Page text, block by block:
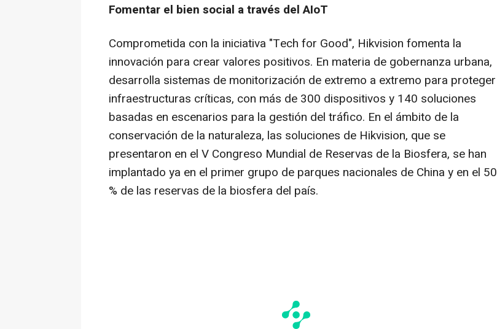
Fomentar el bien social a través del AIoT
Comprometida con la iniciativa "Tech for Good", Hikvision fomenta la
innovación para crear valores positivos. En materia de gobernanza urbana,
desarrolla sistemas de monitorización de extremo a extremo para proteger
infraestructuras críticas, con más de 300 dispositivos y 140 soluciones
basadas en escenarios para la gestión del tráfico. En el ámbito de la
conservación de la naturaleza, las soluciones de Hikvision, que se
presentaron en el V Congreso Mundial de Reservas de la Biosfera, se han
implantado ya en el primer grupo de parques nacionales de China y en el 50
% de las reservas de la biosfera del país.